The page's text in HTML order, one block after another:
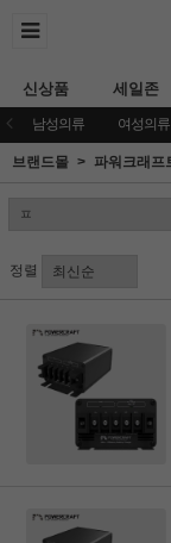
신상품 세일존
남성의류 여성의류
브랜드몰 파워크래프
정렬